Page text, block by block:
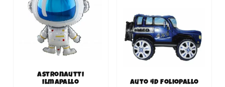
Astronautti
ilmapallo
Auto 4D foliopallo